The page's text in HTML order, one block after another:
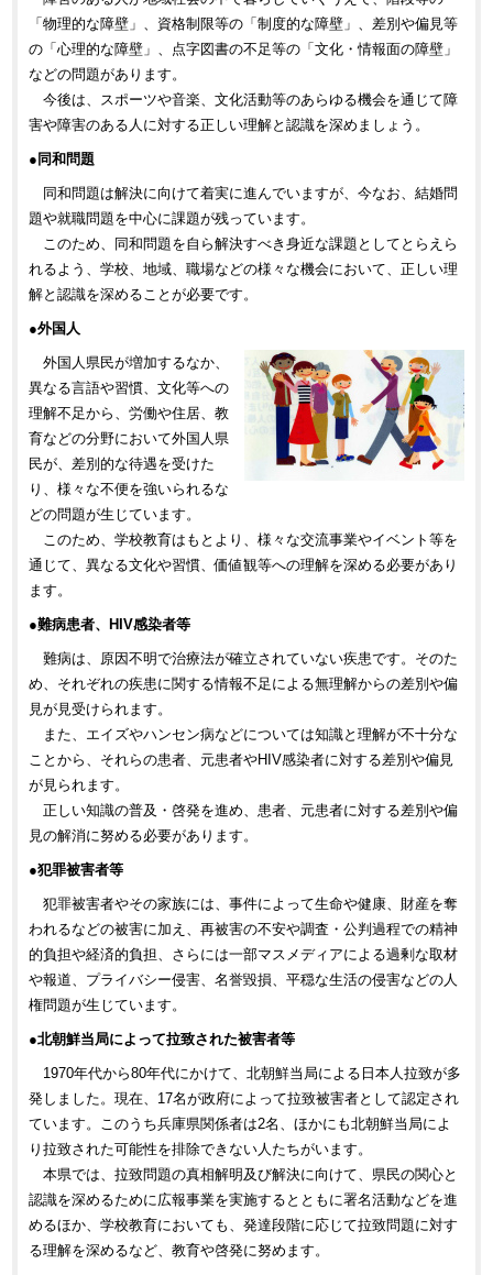
「物理的な障壁」、資格制限等の「制度的な障壁」、差別や偏見等
の「心理的な障壁」、点字図書の不足等の「文化・情報面の障壁」
などの問題があります。
今後は、スポーツや音楽、文化活動等のあらゆる機会を通じて障
害や障害のある人に対する正しい理解と認識を深めましょう。
●同和問題
同和問題は解決に向けて着実に進んでいますが、今なお、結婚問
題や就職問題を中心に課題が残っています。
このため、同和問題を自ら解決すべき身近な課題としてとらえら
れるよう、学校、地域、職場などの様々な機会において、正しい理
解と認識を深めることが必要です。
●外国人
外国人県民が増加するなか、
異なる言語や習慣、文化等への
理解不足から、労働や住居、教
育などの分野において外国人県
民が、差別的な待遇を受けた
り、様々な不便を強いられるな
どの問題が生じています。
このため、学校教育はもとより、様々な交流事業やイベント等を
通じて、異なる文化や習慣、価値観等への理解を深める必要があり
ます。
●難病患者、HIV感染者等
難病は、原因不明で治療法が確立されていない疾患です。そのた
め、それぞれの疾患に関する情報不足による無理解からの差別や偏
見が見受けられます。
また、エイズやハンセン病などについては知識と理解が不十分な
ことから、それらの患者、元患者やHIV感染者に対する差別や偏見
が見られます。
正しい知識の普及・啓発を進め、患者、元患者に対する差別や偏
見の解消に努める必要があります。
●犯罪被害者等
犯罪被害者やその家族には、事件によって生命や健康、財産を奪
われるなどの被害に加え、再被害の不安や調査・公判過程での精神
的負担や経済的負担、さらには一部マスメディアによる過剰な取材
や報道、プライバシー侵害、名誉毀損、平穏な生活の侵害などの人
権問題が生じています。
●北朝鮮当局によって拉致された被害者等
1970年代から80年代にかけて、北朝鮮当局による日本人拉致が多
発しました。現在、17名が政府によって拉致被害者として認定され
ています。このうち兵庫県関係者は2名、ほかにも北朝鮮当局によ
り拉致された可能性を排除できない人たちがいます。
本県では、拉致問題の真相解明及び解決に向けて、県民の関心と
認識を深めるために広報事業を実施するとともに署名活動などを進
めるほか、学校教育においても、発達段階に応じて拉致問題に対す
る理解を深めるなど、教育や啓発に努めます。